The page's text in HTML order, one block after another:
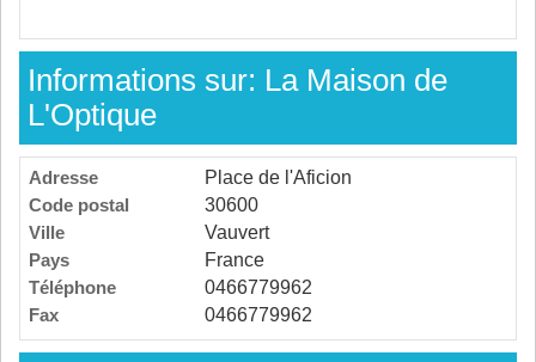
Informations sur: La Maison de
L'Optique
Adresse
Place de l'Aficion
Code postal
30600
Ville
Vauvert
Pays
France
Téléphone
0466779962
Fax
0466779962